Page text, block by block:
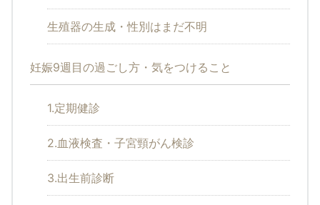
生殖器の生成・性別はまだ不明
妊娠9週目の過ごし方・気をつけること
1.定期健診
2.血液検査・子宮頸がん検診
3.出生前診断